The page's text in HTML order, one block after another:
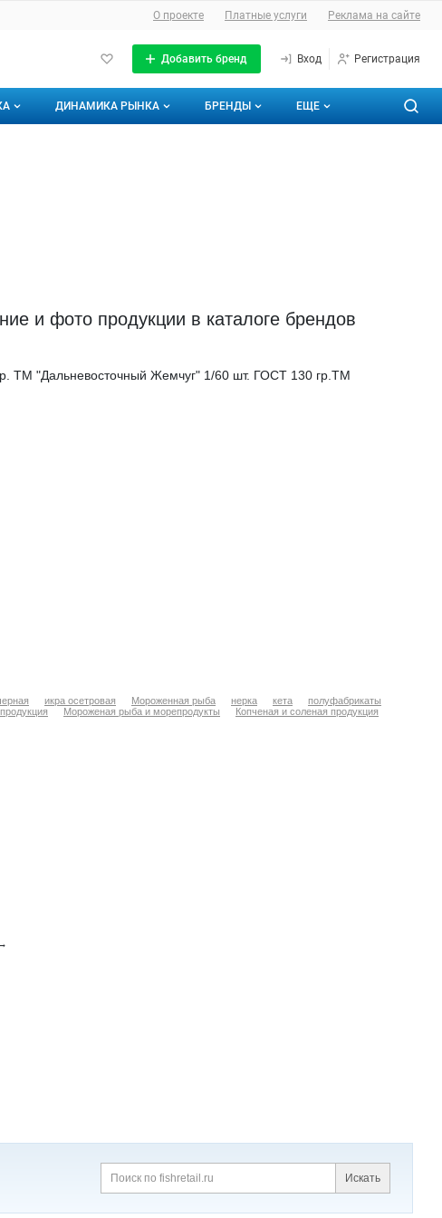
О сайте
О проекте Платные услуги Реклама на сайте
Добавить бренд Вход Регистрация
ДИНАМИКА РЫНКА БРЕНДЫ ЕЩЕ
и фото продукции в каталоге брендов
ТМ "Дальневосточный Жемчуг" 1/60 шт. ГОСТ 130 гр.ТМ
икра осетровая Мороженная рыба нерка кета
полуфабрикаты
Мороженая рыба и морепродукты
Копченая и соленая продукция
Искать